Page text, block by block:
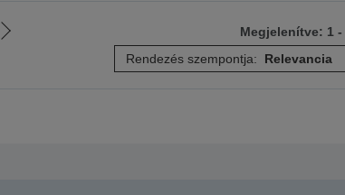
Következő
Megjelenítve: 1
Rendezés szempontja: